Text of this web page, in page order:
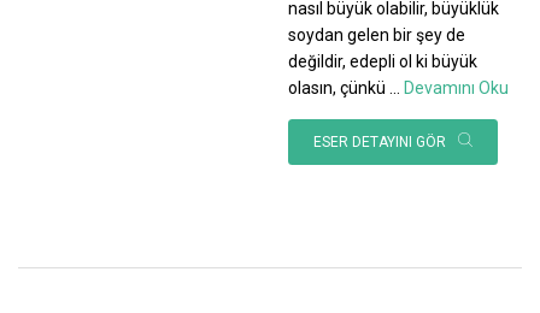
nasıl büyük olabilir, büyüklük
soydan gelen bir şey de
değildir, edepli ol ki büyük
olasın, çünkü ... Devamını Oku
ESER DETAYINI GÖR